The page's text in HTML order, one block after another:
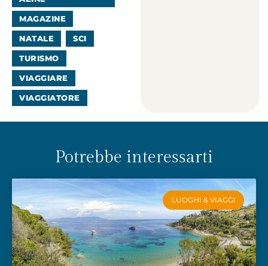
MAGAZINE
NATALE SCI
TURISMO
VIAGGIARE
VIAGGIATORE
Potrebbe interessarti
LUOGHI & VIAGGI